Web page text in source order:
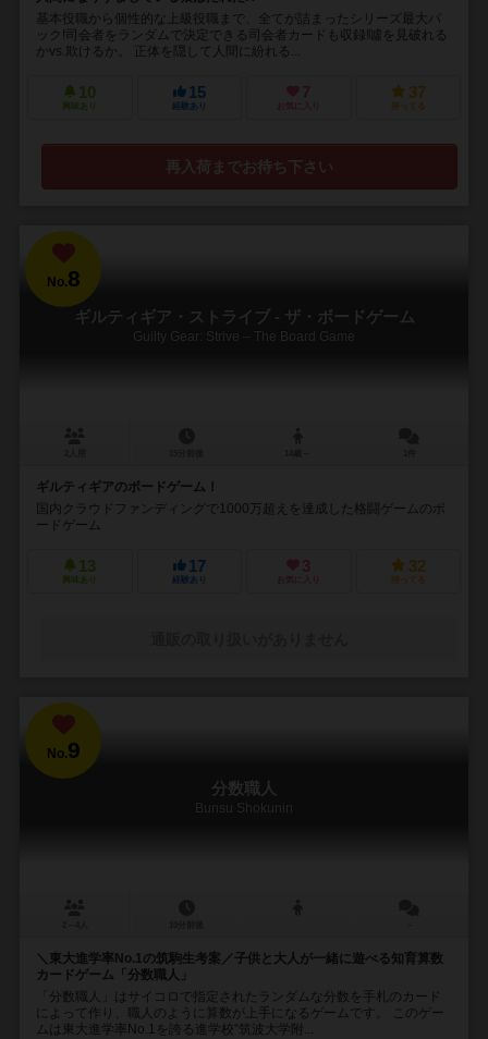
基本役職から個性的な上級役職まで、全てが詰まったシリーズ最大パ
ック!司会者をランダムで決定できる司会者カードも収録!噓を見破れる
かvs.欺けるか。 正体を隠して人間に紛れる...
10
興味あり
15
経験あり
7
お気に入り
37
持ってる
再入荷までお待ち下さい
No.8
ギルティギア・ストライブ - ザ・ボードゲーム
Guilty Gear: Strive – The Board Game
ギルティギアのボードゲーム！
国内クラウドファンディングで1000万超えを達成した格闘ゲームのボ
ードゲーム
13
興味あり
17
経験あり
3
お気に入り
32
持ってる
No.9
分数職人
Bunsu Shokunin
＼東大進学率No.1の筑駒生考案／子供と大人が一緒に遊べる知育算数
カードゲーム「分数職人」
「分数職人」はサイコロで指定されたランダムな分数を手札のカード
によって作り、職人のように算数が上手になるゲームです。 このゲー
ムは東大進学率No.1を誇る進学校”筑波大学附...